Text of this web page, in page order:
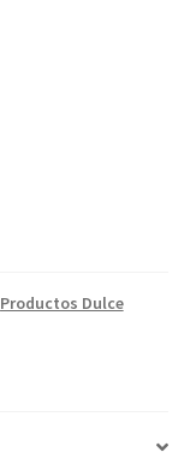
Productos Dulce